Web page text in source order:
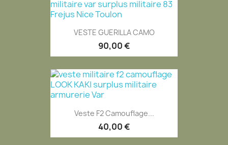
VESTE GUERILLA CAMO
90,00 €
Veste F2 Camouflage...
40,00 €